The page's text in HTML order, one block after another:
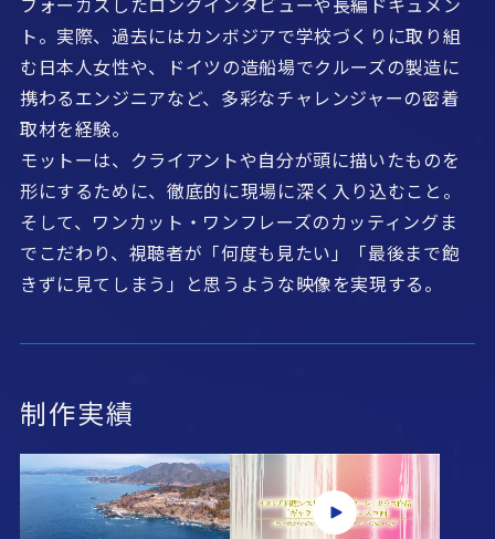
ト。実際、過去にはカンボジアで学校づくりに取り組
む日本人女性や、ドイツの造船場でクルーズの製造に
携わるエンジニアなど、多彩なチャレンジャーの密着
取材を経験。
モットーは、クライアントや自分が頭に描いたものを
形にするために、徹底的に現場に深く入り込むこと。
そして、ワンカット・ワンフレーズのカッティングま
でこだわり、視聴者が「何度も見たい」「最後まで飽
きずに見てしまう」と思うような映像を実現する。
制作実績